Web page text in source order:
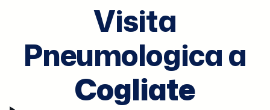
Visita
Pneumologica a
Cogliate